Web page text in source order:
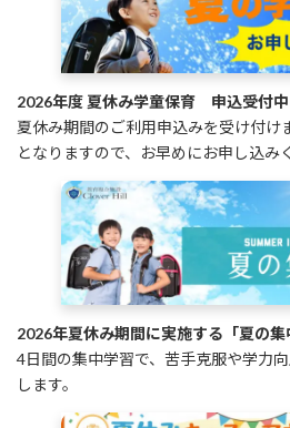
2026年度 夏休み学童保育 申込受付中
夏休み期間のご利用申込みを受け付け
となりますので、お早めにお申し込み
2026年夏休み期間に実施する「夏の集
4日間の集中学習で、苦手克服や学力
します。